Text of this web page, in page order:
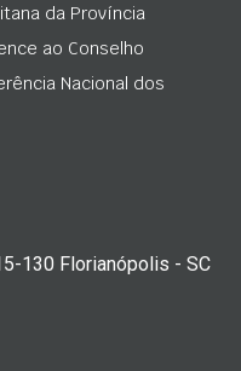
da Província
ao Conselho
Nacional dos
130 Florianópolis - SC